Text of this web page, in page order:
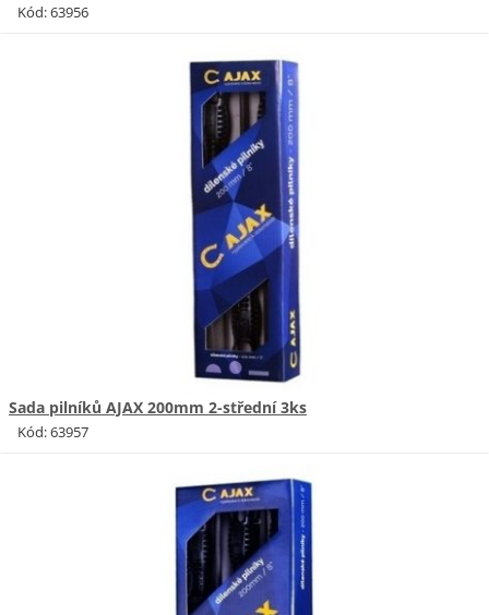
Kód: 63956
Sada pilníků AJAX 200mm 2-střední 3ks
Kód: 63957